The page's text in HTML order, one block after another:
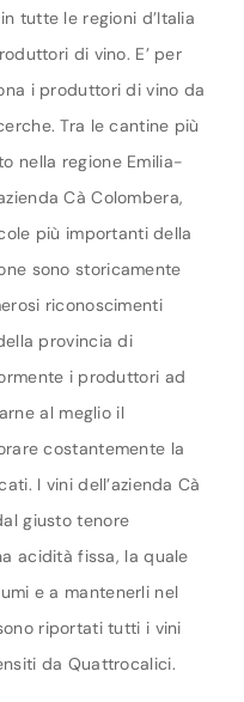
tutte le regioni d’Italia
di vino. E’ per
i produttori di vino da
Tra le cantine più
nella regione Emilia-
Cà Colombera,
più importanti della
sono storicamente
riconoscimenti
provincia di
i produttori ad
al meglio il
costantemente la
I vini dell’azienda Cà
giusto tenore
acidità fissa, la quale
e a mantenerli nel
riportati tutti i vini
da Quattrocalici.